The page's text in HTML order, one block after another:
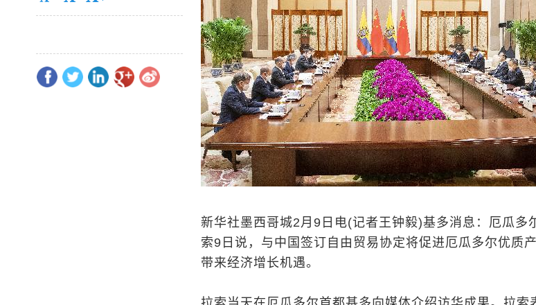
新华社墨西哥城2月9日电(记者王钟毅)基多消息：厄瓜多
索9日说，与中国签订自由贸易协定将促进厄瓜多尔优质
带来经济增长机遇。